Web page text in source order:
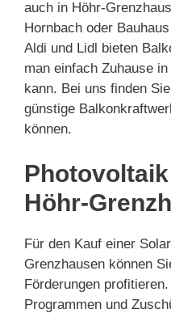
auch in Höhr-
Hornbach oder
Aldi und Lidl bieten
man einfach Zuhause
kann. Bei uns finden
günstige
können.
Höhr-
Für den Kauf einer
Grenzhausen können
Förderungen
Programmen und